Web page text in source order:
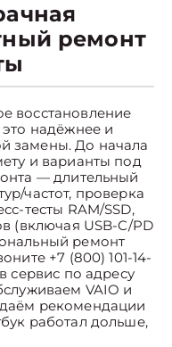
ремонт
восстановление
надёжнее и
замены. До начала
и варианты под
— длительный
частот, проверка
тесты RAM/SSD,
(включая USB-C/PD
ремонт
+7 (800) 101-14-
сервис по адресу
VAIO и
рекомендации
работал дольше,